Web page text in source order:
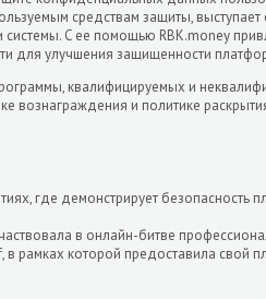
средствам защиты,
C ее помощью RBK.money
для улучшения защищенности
квалифицируемых и
вознаграждения и политике
где демонстрирует безопасность
в онлайн-битве
рамках которой предоставила свой